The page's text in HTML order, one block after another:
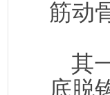
筋动
其
底脱